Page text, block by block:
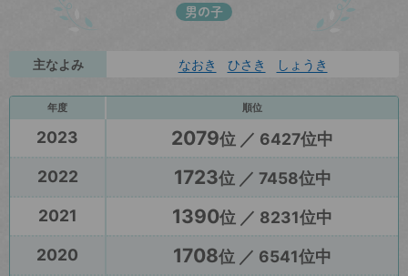
男の子
主なよみ なおき ひさき しょうき
年度 順位
2023 2079位 ／ 6427位中
2022
1723位 ／ 7458位中
2021
1390位 ／ 8231位中
2020
1708位 ／ 6541位中